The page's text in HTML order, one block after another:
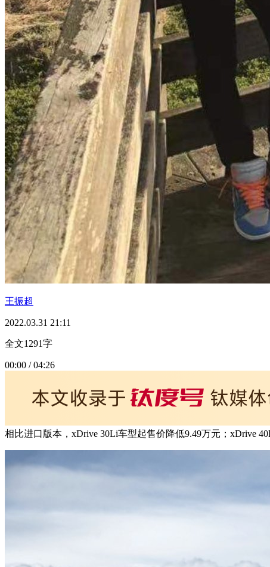
王振超
2022.03.31 21:11
全文1291字
00:00 / 04:26
相比进口版本，xDrive 30Li车型起售价降低9.49万元；xDrive